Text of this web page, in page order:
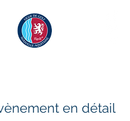
en détail